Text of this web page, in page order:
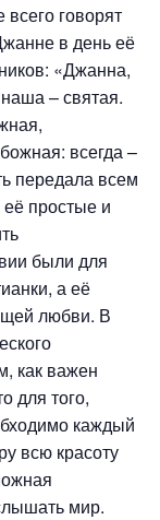
говорят
в день её
«Джанна,
– святая.
всегда –
передала всем
её простые и
были для
а её
любви. В
как важен
для того,
каждый
всю красоту
мир.